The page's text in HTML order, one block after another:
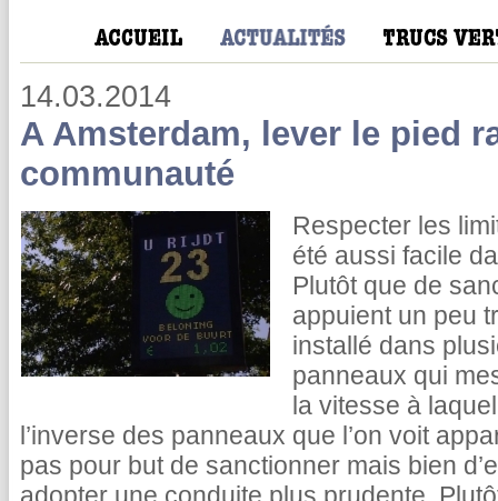
14.03.2014
A Amsterdam, lever le pied
communauté
Respecter les
été aussi facile
Plutôt que de
appuient un peu
installé dans
panneaux qui
la vitesse à
l’inverse des panneaux que l’on voit
pas pour but de sanctionner mais bien